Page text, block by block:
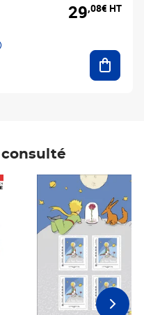
29,08€ HT
consulté
Prix 6,25€ HT